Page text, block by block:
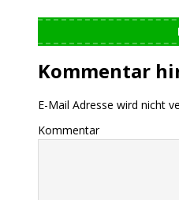
Kommentar
E-Mail Adresse wird nicht
Kommentar